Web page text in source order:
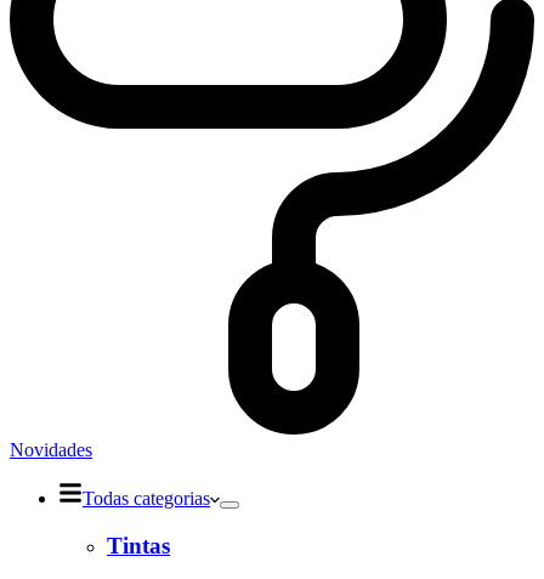
Novidades
Todas categorias
Tintas